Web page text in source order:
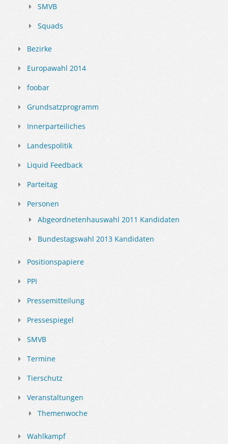
SMVB
Squads
Bezirke
Europawahl 2014
foobar
Grundsatzprogramm
Innerparteiliches
Landespolitik
Liquid Feedback
Parteitag
Personen
Abgeordnetenhauswahl 2011 Kandidaten
Bundestagswahl 2013 Kandidaten
Positionspapiere
PPI
Pressemitteilung
Pressespiegel
SMVB
Termine
Tierschutz
Veranstaltungen
Themenwoche
Wahlkampf